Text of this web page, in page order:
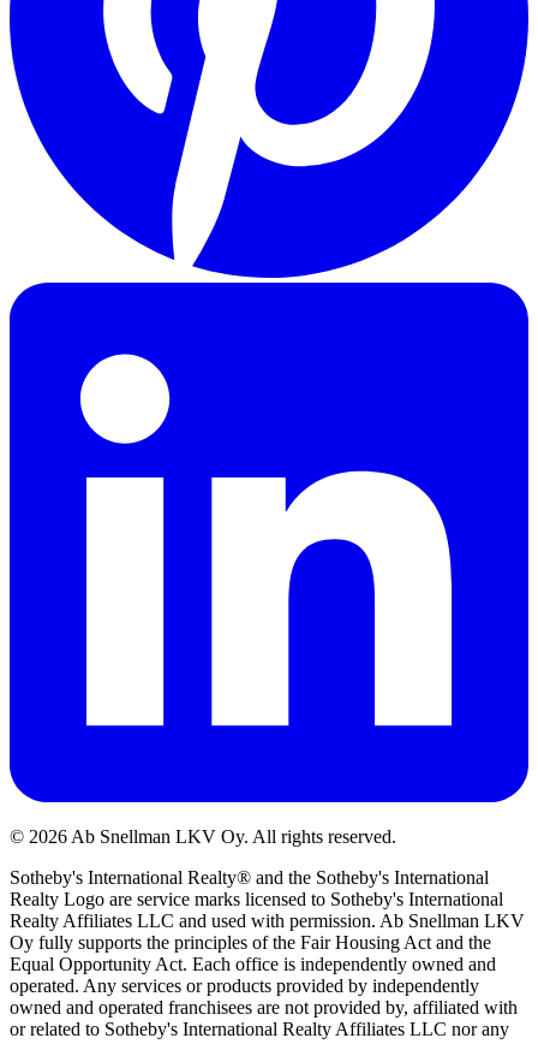
© 2026 Ab Snellman LKV Oy. All rights reserved.
Sotheby's International Realty® and the Sotheby's International
Realty Logo are service marks licensed to Sotheby's International
Realty Affiliates LLC and used with permission. Ab Snellman LKV
Oy fully supports the principles of the Fair Housing Act and the
Equal Opportunity Act. Each office is independently owned and
operated. Any services or products provided by independently
owned and operated franchisees are not provided by, affiliated with
or related to Sotheby's International Realty Affiliates LLC nor any